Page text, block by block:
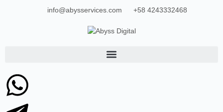
info@abysservices.com +58 4243332468